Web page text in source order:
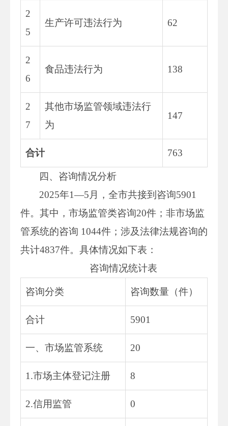
2
5
生产许可违法行为 62
2
6
食品违法行为 138
2
7
其他市场监管领域违法行
为
147
合计 763
四、咨询情况分析
2025年1—5月，全市共接到咨询5901
件。其中，市场监管类咨询20件；非市场监
管系统的咨询 1044件；涉及法律法规咨询的
共计4837件。具体情况如下表：
咨询情况统计表
咨询分类 咨询数量（件）
合计 5901
一、市场监管系统 20
1.市场主体登记注册 8
2.信用监管 0